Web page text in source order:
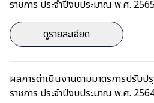
ราชการ ประจำปีงบประมาณ พ.ศ.
ดูรายละเอียด
ผลการดำเนินงานตามมาตรการปรับ
ราชการ ประจำปีงบประมาณ พ.ศ.